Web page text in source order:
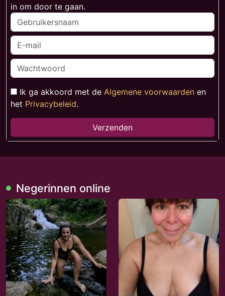
in om door te gaan.
Ik ga akkoord met de Algemene voorwaarden en
het Privacybeleid.
Verzenden
Negerinnen online